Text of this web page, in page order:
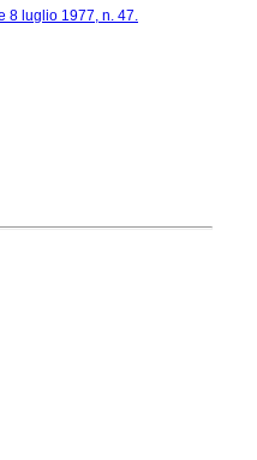
8 luglio 1977, n. 47.